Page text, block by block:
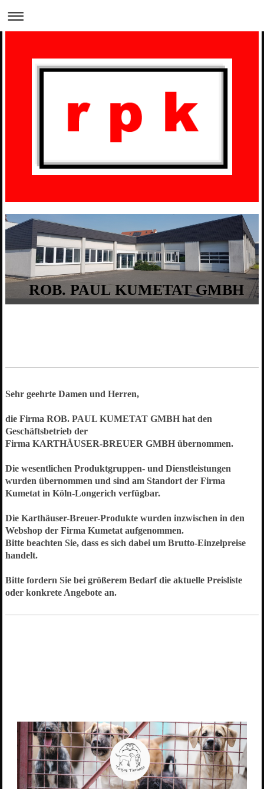
ROB. PAUL KUMETAT GMBH
Sehr geehrte Damen und Herren,
die Firma ROB. PAUL KUMETAT GMBH hat den
Geschäftsbetrieb der
Firma KARTHÄUSER-BREUER GMBH übernommen.
Die wesentlichen Produktgruppen- und Dienstleistungen
wurden übernommen und sind am Standort der Firma
Kumetat in Köln-Longerich verfügbar.
Die Karthäuser-Breuer-Produkte wurden inzwischen in den
Webshop der Firma Kumetat aufgenommen.
Bitte beachten Sie, dass es sich dabei um Brutto-Einzelpreise
handelt.
Bitte fordern Sie bei größerem Bedarf die aktuelle Preisliste
oder konkrete Angebote an.